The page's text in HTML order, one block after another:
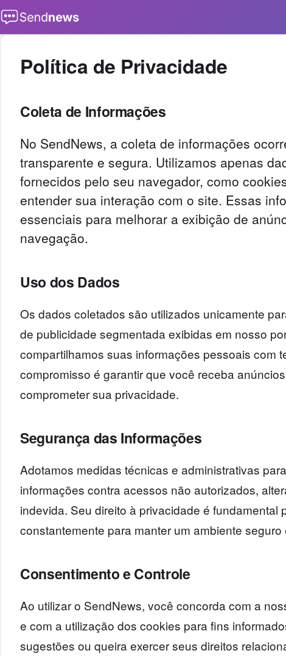
Política de Privacidade
Coleta de Informações
No SendNews, a coleta de informações
transparente e segura. Utilizamos apenas
fornecidos pelo seu navegador, como
entender sua interação com o site. Essas
essenciais para melhorar a exibição de
navegação.
Uso dos Dados
Os dados coletados são utilizados unicamente
de publicidade segmentada exibidas em nosso
compartilhamos suas informações pessoais com
compromisso é garantir que você receba
comprometer sua privacidade.
Segurança das Informações
Adotamos medidas técnicas e administrativas
informações contra acessos não autorizados,
indevida. Seu direito à privacidade é fundamental
constantemente para manter um ambiente seguro
Consentimento e Controle
Ao utilizar o SendNews, você concorda com a
e com a utilização dos cookies para fins
sugestões ou queira exercer seus direitos